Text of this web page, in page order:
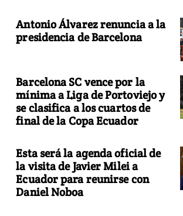
Antonio Álvarez renuncia a la
presidencia de Barcelona
Barcelona SC vence por la
mínima a Liga de Portoviejo y
se clasifica a los cuartos de
final de la Copa Ecuador
Esta será la agenda oficial de
la visita de Javier Milei a
Ecuador para reunirse con
Daniel Noboa